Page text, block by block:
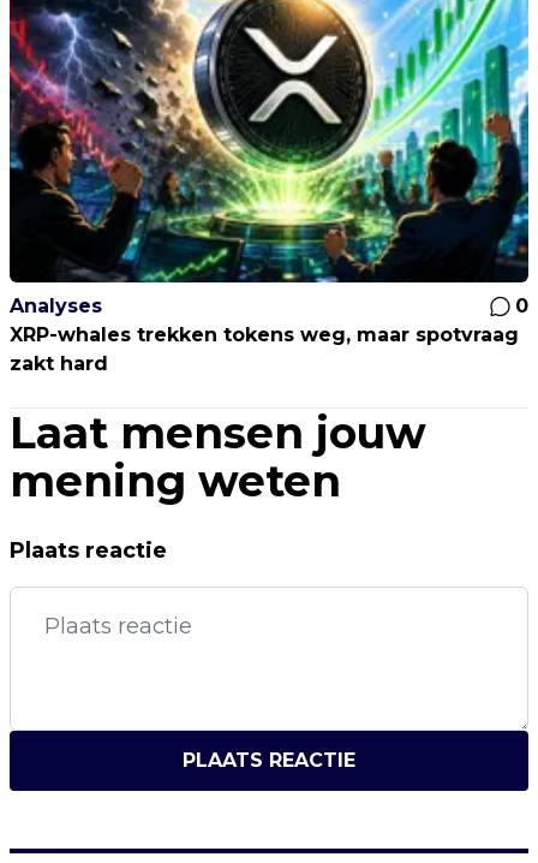
Analyses
0
XRP-whales trekken tokens weg, maar spotvraag
zakt hard
Laat mensen jouw
mening weten
Plaats reactie
PLAATS REACTIE